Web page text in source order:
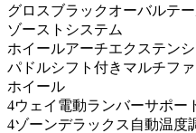
グロスブラックオーバルテ
ゾーストシステム
ホイールアーチエクステン
パドルシフト付きマルチフ
ホイール
4ウェイ電動ランバーサポー
4ゾーンデラックス自動温度